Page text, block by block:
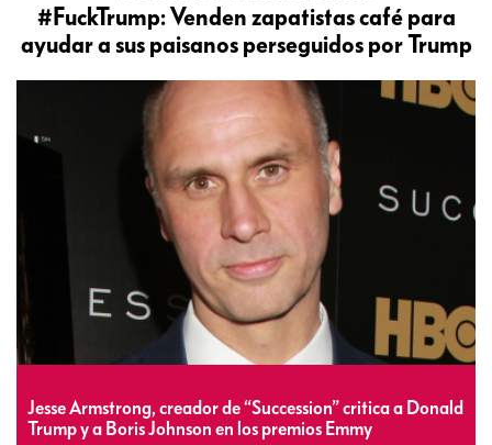
#FuckTrump: Venden zapatistas café para
ayudar a sus paisanos perseguidos por Trump
Jesse Armstrong, creador de “Succession” critica a Donald
Trump y a Boris Johnson en los premios Emmy